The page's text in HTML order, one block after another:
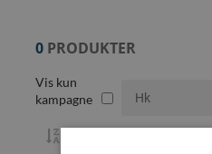
0PRODUKTER
Vis kun
kampagne